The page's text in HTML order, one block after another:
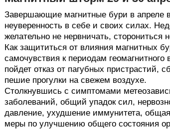
Завершающие магнитные бури в апреле
неуверенность в себе и своих силах.
желательно не нервничать,
Как защититься от влияния магнитных
самочувствия к периодам
пойдет отказ от пагубных пристрастий,
пешие прогулки на свежем воздухе.
Столкнувшись с симптомами
заболеваний, общий упадок сил,
давление, ухудшение иммунитета,
меры по улучшению общего состояния